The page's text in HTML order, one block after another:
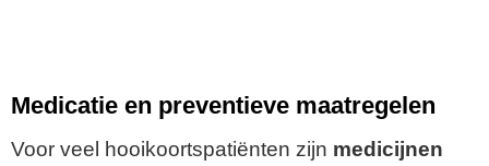
Medicatie en preventieve maatregelen
Voor veel hooikoortspatiënten zijn medicijnen